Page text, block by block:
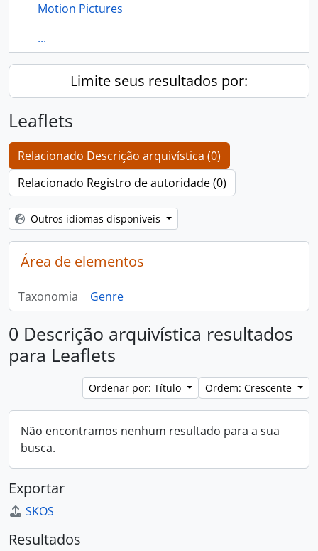
Motion Pictures
...
Limite seus resultados por:
Leaflets
Relacionado Descrição arquivística (0)
Relacionado Registro de autoridade (0)
Outros idiomas disponíveis
Área de elementos
Taxonomia Genre
0 Descrição arquivística resultados
para Leaflets
Ordenar por: Título Ordem: Crescente
Não encontramos nenhum resultado para a sua
busca.
Exportar
SKOS
Resultados